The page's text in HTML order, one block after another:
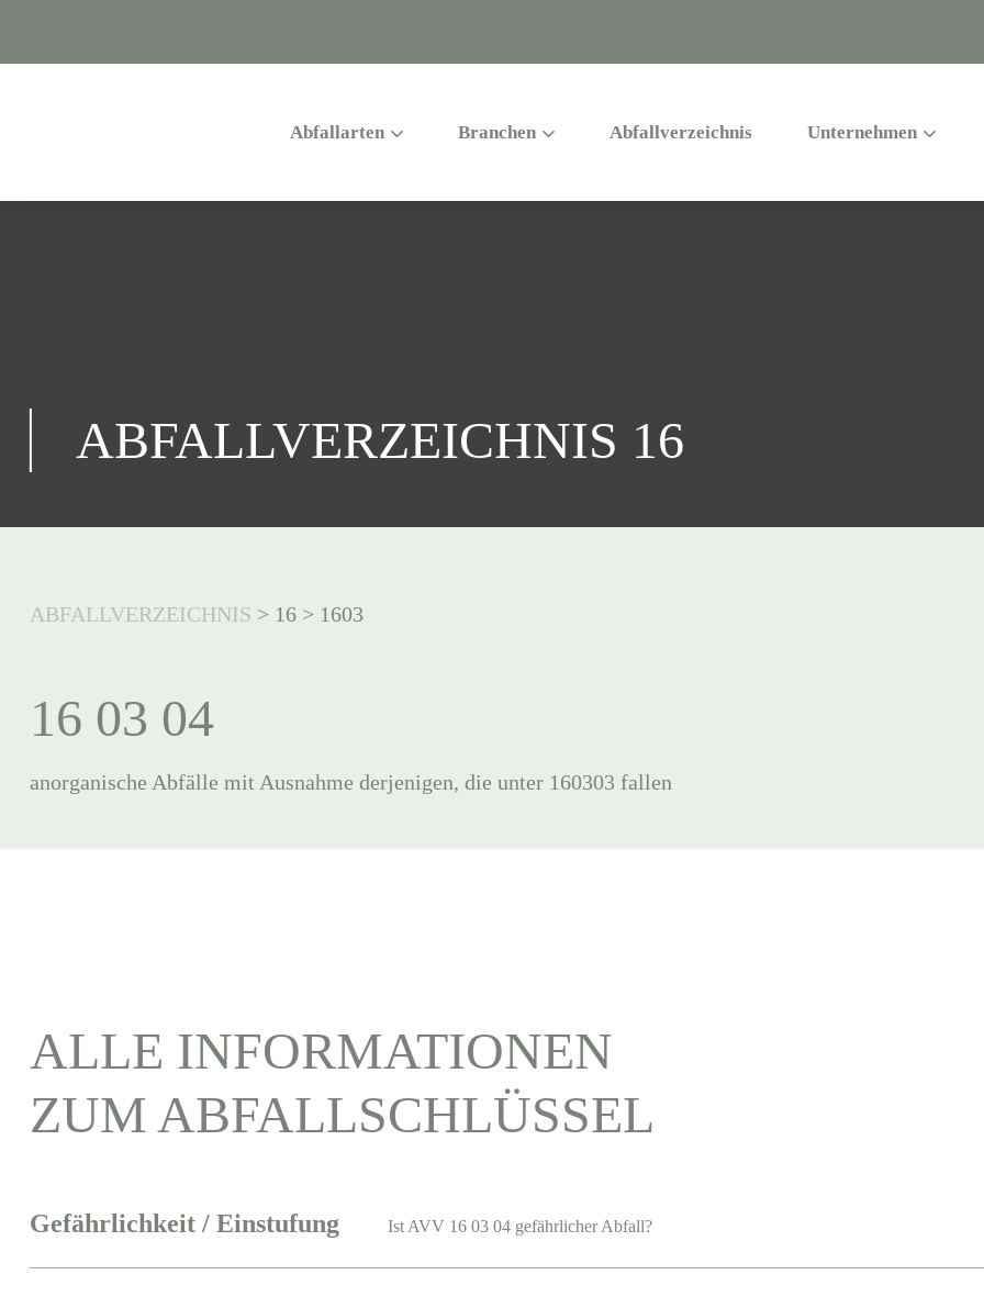
Abfallarten Branchen Abfallverzeichnis Unternehmen
ABFALLVERZEICHNIS 16
ABFALLVERZEICHNIS > 16> 1603
16 03 04
anorganische Abfälle mit Ausnahme derjenigen, die unter 160303 fallen
ALLE INFORMATIONEN
ZUM ABFALLSCHLÜSSEL
Gefährlichkeit / Einstufung Ist AVV 16 03 04 gefährlicher Abfall?